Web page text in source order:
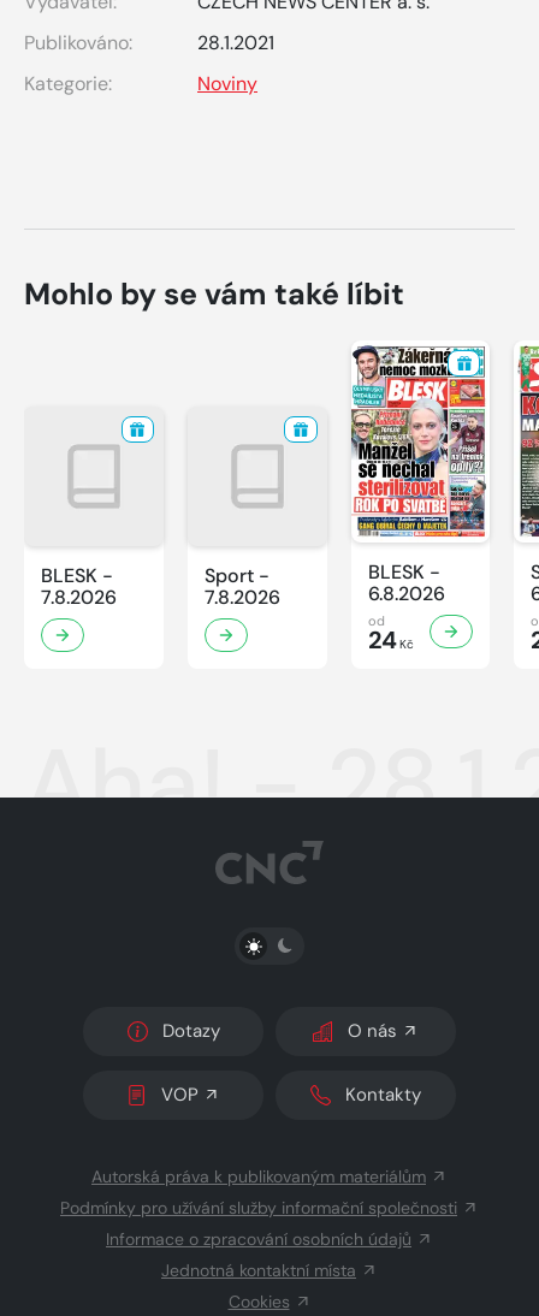
Publikováno:
28.1.2021
Kategorie:
Noviny
Mohlo by se vám také líbit
BLESK -
7.8.2026
Sport -
7.8.2026
BLESK -
6.8.2026
od
24Kč
Aha! -
PŘEPNOUT SVĚTLÝ/TMAVÝ REŽIM
Dotazy O nás
VOP Kontakty
Autorská práva k publikovaným materiálům
Podmínky pro užívání služby informační společnosti
Informace o zpracování osobních údajů
Jednotná kontaktní místa
Cookies